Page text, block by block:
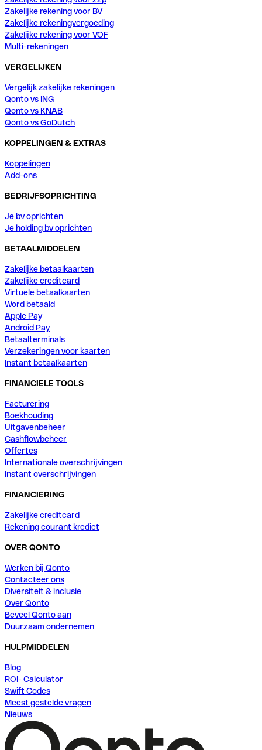
Zakelijke rekening voor BV
Zakelijke rekeningvergoeding
Zakelijke rekening voor VOF
Multi-rekeningen
VERGELIJKEN
Vergelijk zakelijke rekeningen
Qonto vs ING
Qonto vs KNAB
Qonto vs GoDutch
KOPPELINGEN & EXTRAS
Koppelingen
Add-ons
BEDRIJFSOPRICHTING
Je bv oprichten
Je holding bv oprichten
BETAALMIDDELEN
Zakelijke betaalkaarten
Zakelijke creditcard
Virtuele betaalkaarten
Word betaald
Apple Pay
Android Pay
Betaalterminals
Verzekeringen voor kaarten
Instant betaalkaarten
FINANCIELE TOOLS
Facturering
Boekhouding
Uitgavenbeheer
Cashflowbeheer
Offertes
Internationale overschrijvingen
Instant overschrijvingen
FINANCIERING
Zakelijke creditcard
Rekening courant krediet
OVER QONTO
Werken bij Qonto
Contacteer ons
Diversiteit & inclusie
Over Qonto
Beveel Qonto aan
Duurzaam ondernemen
HULPMIDDELEN
Blog
ROI- Calculator
Swift Codes
Meest gestelde vragen
Nieuws